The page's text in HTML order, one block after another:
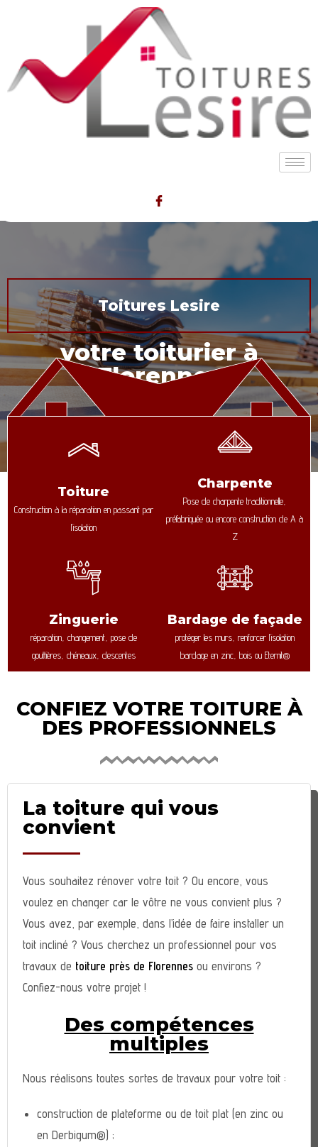
Toitures Lesire
votre toiturier à
Florennes
Toiture
Construction à la réparation en passant par
l’isolation
Charpente
Pose de charpente traditionnelle,
préfabriquée ou encore construction de A à
Z
Zinguerie
réparation, changement, pose de
gouttières, chéneaux, descentes
Bardage de façade
protéger les murs, renforcer l’isolation
bardage en zinc, bois ou Eternit®
CONFIEZ VOTRE TOITURE À
DES PROFESSIONNELS
La toiture qui vous
convient
Vous souhaitez rénover votre toit ? Ou encore, vous
voulez en changer car le vôtre ne vous convient plus ?
Vous avez, par exemple, dans l’idée de faire installer un
toit incliné ? Vous cherchez un professionnel pour vos
travaux de toiture près de Florennesou environs ?
Confiez-nous votre projet !
Des compétences
multiples
Nous réalisons toutes sortes de travaux pour votre toit :
construction de plateforme ou de toit plat (en zinc ou
en Derbigum®) ;